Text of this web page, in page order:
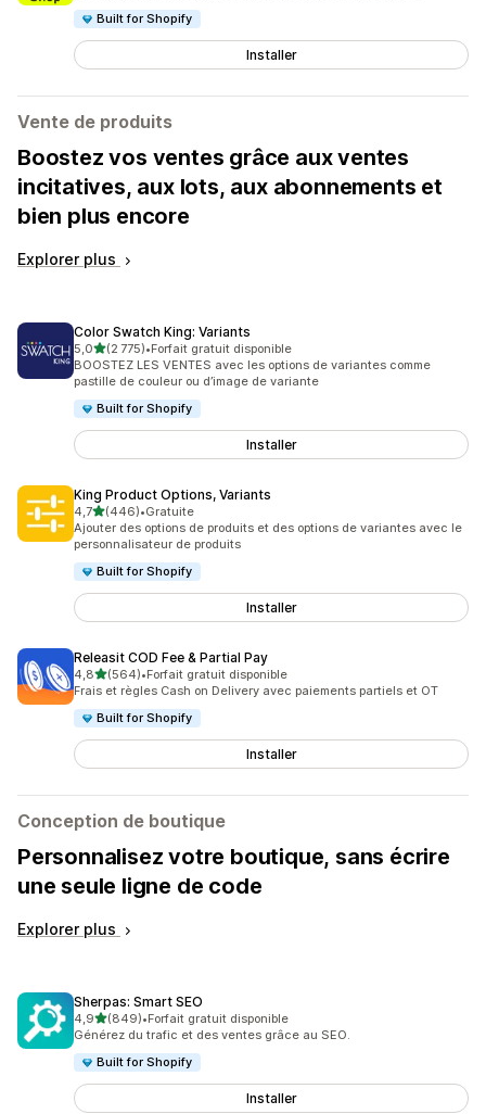
Built for Shopify
Installer
Vente de produits
Boostez vos ventes grâce aux ventes
incitatives, aux lots, aux abonnements et
bien plus encore
Explorer plus
Color Swatch King: Variants
5,0étoile(s) sur 5
(2 775)
2775 avis au total
•Forfait gratuit disponible
BOOSTEZ LES VENTES avec les options de variantes comme
pastille de couleur ou d’image de variante
Built for Shopify
Installer
King Product Options, Variants
4,7étoile(s) sur 5
(446)
446 avis au total
•Gratuite
Ajouter des options de produits et des options de variantes avec le
personnalisateur de produits
Built for Shopify
Installer
Releasit COD Fee & Partial Pay
4,8étoile(s) sur 5
(564)
564 avis au total
•Forfait gratuit disponible
Frais et règles Cash on Delivery avec paiements partiels et OT
Built for Shopify
Installer
Conception de boutique
Personnalisez votre boutique, sans écrire
une seule ligne de code
Explorer plus
Sherpas: Smart SEO
4,9étoile(s) sur 5
(849)
849 avis au total
•Forfait gratuit disponible
Générez du trafic et des ventes grâce au SEO.
Built for Shopify
Installer